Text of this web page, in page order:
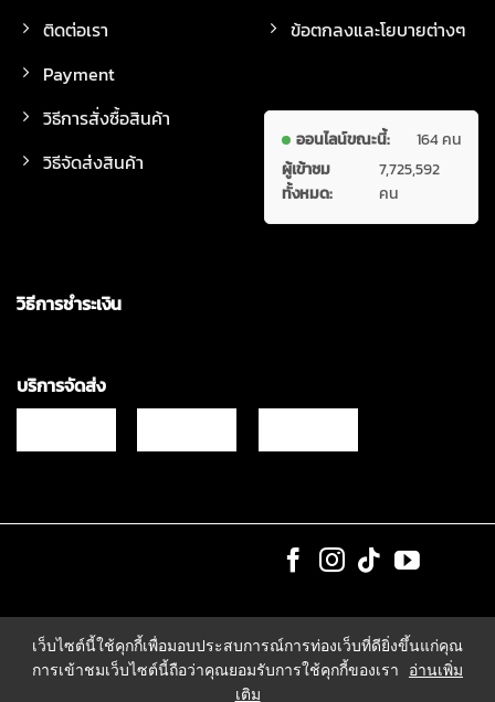
ติดต่อเรา
Payment
วิธีการสั่งซื้อสินค้า
วิธีจัดส่งสินค้า
ข้อตกลงและโยบายต่างๆ
ออนไลน์ขณะนี้:
164 คน
ผู้เข้าชม
ทั้งหมด:
7,725,592
คน
วิธีการชำระเงิน
บริการจัดส่ง
เว็บไซต์นี้ใช้คุกกี้เพื่อมอบประสบการณ์การท่องเว็บที่ดียิ่งขึ้นแก่คุณ
การเข้าชมเว็บไซต์นี้ถือว่าคุณยอมรับการใช้คุกกี้ของเรา
อ่านเพิ่ม
เติม